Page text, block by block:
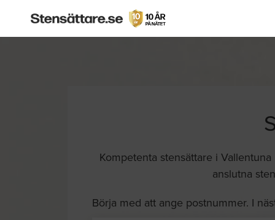
Kompetenta stensättare i
anslutna
Börja med att ange postnummer. I